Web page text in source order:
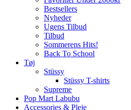
Bestsellers
Nyheder
Ugens Tilbud
Tilbud
Sommerens Hits!
Back To School
Tøj
Stüssy
Stüssy T-shirts
Supreme
Pop Mart Labubu
Accessories & Pleje